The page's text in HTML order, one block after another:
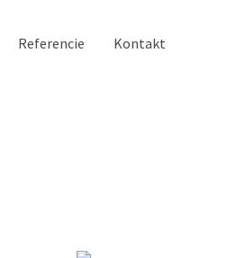
Referencie Kontakt